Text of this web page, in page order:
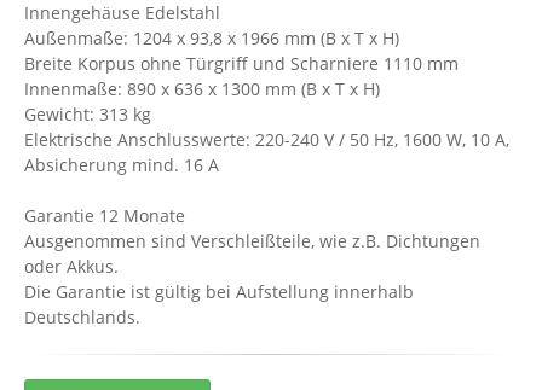
Innengehäuse Edelstahl
Außenmaße: 1204 x 93,8 x 1966 mm (B x T x H)
Breite Korpus ohne Türgriff und Scharniere 1110 mm
Innenmaße: 890 x 636 x 1300 mm (B x T x H)
Gewicht: 313 kg
Elektrische Anschlusswerte: 220-240 V / 50 Hz, 1600 W, 10 A,
Absicherung mind. 16 A
Garantie 12 Monate
Ausgenommen sind Verschleißteile, wie z.B. Dichtungen
oder Akkus.
Die Garantie ist gültig bei Aufstellung innerhalb
Deutschlands.